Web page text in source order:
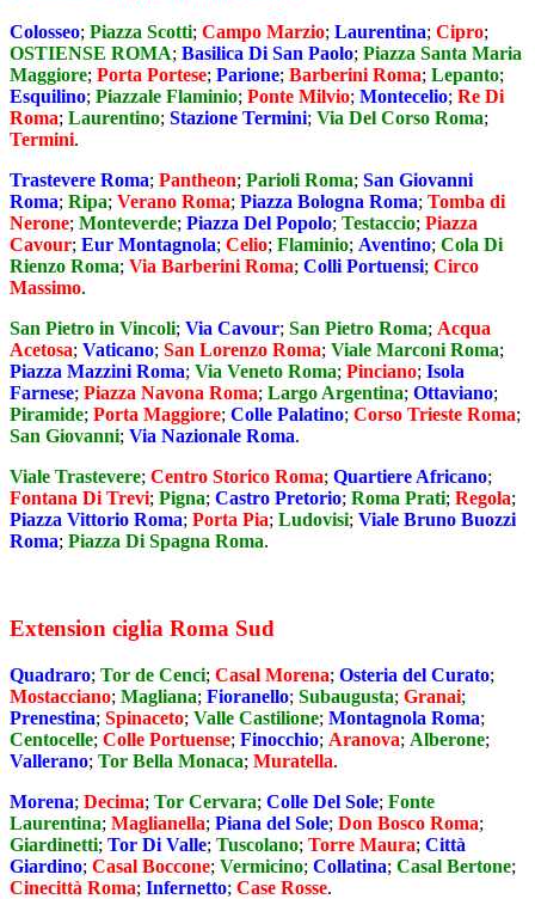
Colosseo; Piazza Scotti; Campo Marzio; Laurentina; Cipro;
OSTIENSE ROMA; Basilica Di San Paolo; Piazza Santa Maria
Maggiore; Porta Portese; Parione; Barberini Roma; Lepanto;
Esquilino; Piazzale Flaminio; Ponte Milvio; Montecelio; Re Di
Roma; Laurentino; Stazione Termini; Via Del Corso Roma;
Termini.
Trastevere Roma; Pantheon; Parioli Roma; San Giovanni
Roma; Ripa; Verano Roma; Piazza Bologna Roma; Tomba di
Nerone; Monteverde; Piazza Del Popolo; Testaccio; Piazza
Cavour; Eur Montagnola; Celio; Flaminio; Aventino; Cola Di
Rienzo Roma; Via Barberini Roma; Colli Portuensi; Circo
Massimo.
San Pietro in Vincoli; Via Cavour; San Pietro Roma; Acqua
Acetosa; Vaticano; San Lorenzo Roma; Viale Marconi Roma;
Piazza Mazzini Roma; Via Veneto Roma; Pinciano; Isola
Farnese; Piazza Navona Roma; Largo Argentina; Ottaviano;
Piramide; Porta Maggiore; Colle Palatino; Corso Trieste Roma;
San Giovanni; Via Nazionale Roma.
Viale Trastevere; Centro Storico Roma; Quartiere Africano;
Fontana Di Trevi; Pigna; Castro Pretorio; Roma Prati; Regola;
Piazza Vittorio Roma; Porta Pia; Ludovisi; Viale Bruno Buozzi
Roma; Piazza Di Spagna Roma.
Extension ciglia Roma Sud
Quadraro; Tor de Cenci; Casal Morena; Osteria del Curato;
Mostacciano; Magliana; Fioranello; Subaugusta; Granai;
Prenestina; Spinaceto; Valle Castilione; Montagnola Roma;
Centocelle; Colle Portuense; Finocchio; Aranova; Alberone;
Vallerano; Tor Bella Monaca; Muratella.
Morena; Decima; Tor Cervara; Colle Del Sole; Fonte
Laurentina; Maglianella; Piana del Sole; Don Bosco Roma;
Giardinetti; Tor Di Valle; Tuscolano; Torre Maura; Città
Giardino; Casal Boccone; Vermicino; Collatina; Casal Bertone;
Cinecittà Roma; Infernetto; Case Rosse.